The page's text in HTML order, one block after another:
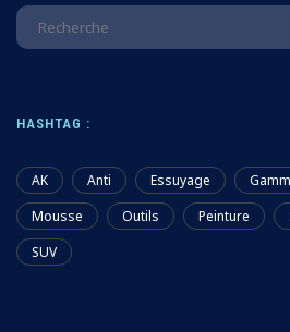
HASHTAG :
AK Anti Essuyage
Mousse
Outils Peinture
SUV